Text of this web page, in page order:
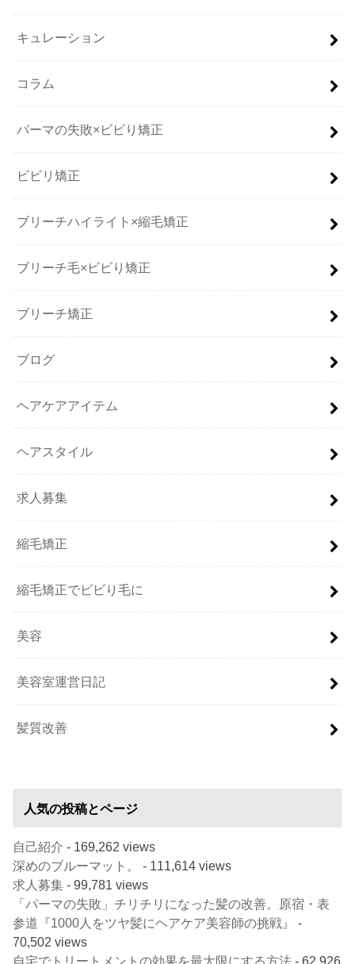
キュレーション
コラム
パーマの失敗×ビビり矯正
ビビリ矯正
ブリーチハイライト×縮毛矯正
ブリーチ毛×ビビり矯正
ブリーチ矯正
ブログ
ヘアケアアイテム
ヘアスタイル
求人募集
縮毛矯正
縮毛矯正でビビり毛に
美容
美容室運営日記
髪質改善
人気の投稿とページ
自己紹介 - 169,262 views
深めのブルーマット。
- 111,614 views
求人募集 - 99,781 views
「パーマの失敗」チリチリになった髪の改善。原宿・表
参道『1000人をツヤ髪にヘアケア美容師の挑戦』
-
70,502 views